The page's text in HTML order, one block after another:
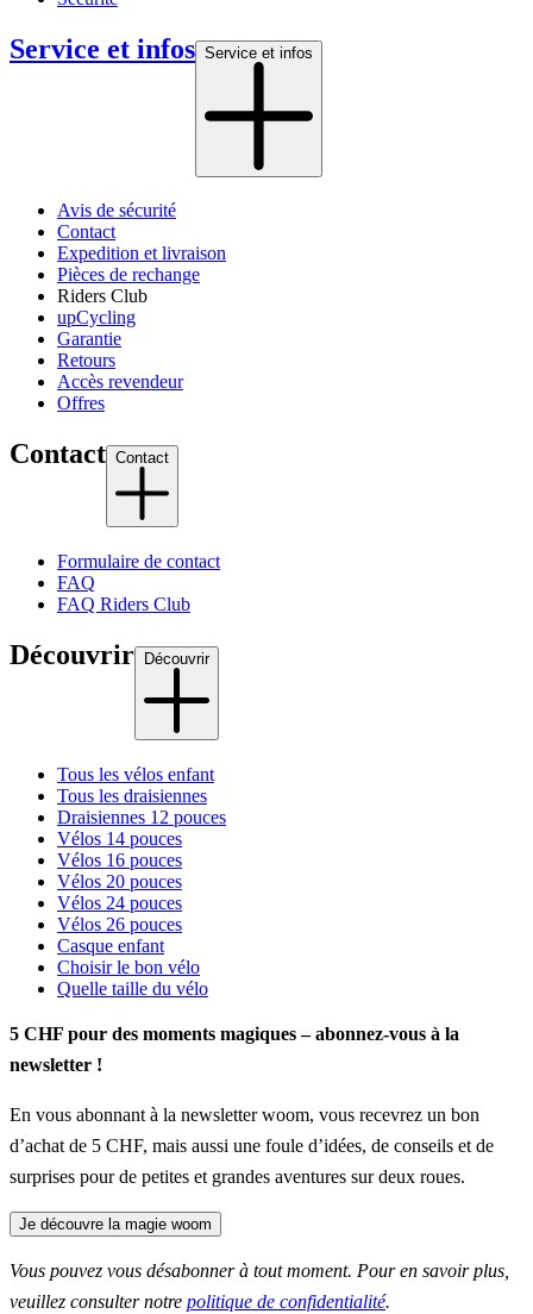
Service et infos Service et infos
Avis de sécurité
Contact
Expedition et livraison
Pièces de rechange
Riders Club
upCycling
Garantie
Retours
Accès revendeur
Offres
Contact Contact
Formulaire de contact
FAQ
FAQ Riders Club
Découvrir Découvrir
Tous les vélos enfant
Tous les draisiennes
Draisiennes 12 pouces
Vélos 14 pouces
Vélos 16 pouces
Vélos 20 pouces
Vélos 24 pouces
Vélos 26 pouces
Casque enfant
Choisir le bon vélo
Quelle taille du vélo
5 CHF pour des moments magiques – abonnez-vous à la
newsletter !
En vous abonnant à la newsletter woom, vous recevrez un bon
d’achat de 5 CHF, mais aussi une foule d’idées, de conseils et de
surprises pour de petites et grandes aventures sur deux roues.
Je découvre la magie woom
Vous pouvez vous désabonner à tout moment. Pour en savoir plus,
veuillez consulter notre politique de confidentialité.